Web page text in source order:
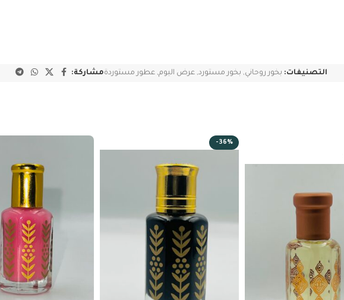
التصنيفات: بخور روحاني, بخور مستورد, عرض اليوم, عطور مستوردةمشاركة:
-36%